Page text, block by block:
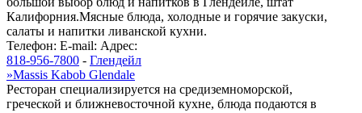
Калифорния.Мясные блюда, холодные и горячие закуски,
салаты и напитки ливанской кухни.
Телефон: E-mail: Адрес:
818-956-7800 - Глендейл
»Massis Kabob Glendale
Ресторан специализируется на средиземноморской,
греческой и ближневосточной кухне, блюда подаются в